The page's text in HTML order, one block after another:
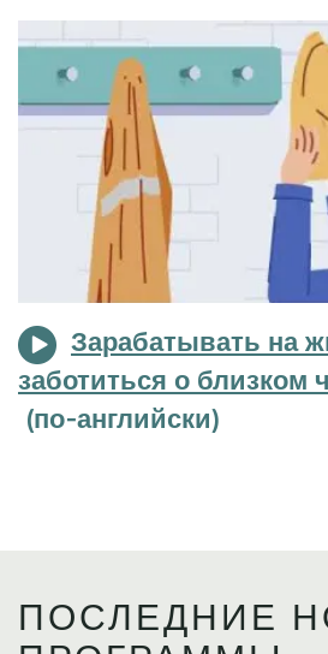
Зарабатывать на
заботиться о близком
ПОСЛЕДНИЕ